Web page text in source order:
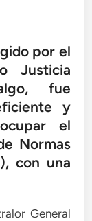
por el
Justicia
fue
y
el
Normas
con una
General